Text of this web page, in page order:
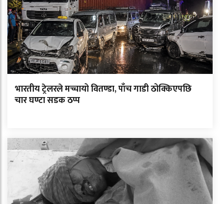
भारतीय ट्रेलरले मच्चायो वितण्डा, पाँच गाडी ठोक्किएपछि
चार घण्टा सडक ठप्प